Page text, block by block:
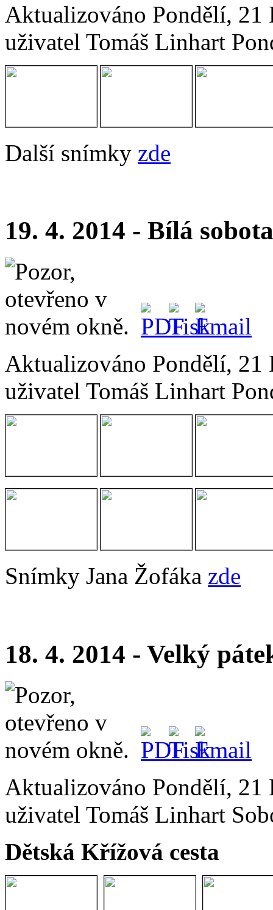
Aktualizováno Pondělí,
uživatel Tomáš Linhart
Další snímky zde
19. 4. 2014 - Bílá
Aktualizováno Pondělí,
uživatel Tomáš Linhart
Snímky Jana Žofáka zde
18. 4. 2014 - Velký
Aktualizováno Pondělí,
uživatel Tomáš Linhart
Dětská Křížová cesta